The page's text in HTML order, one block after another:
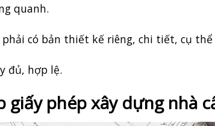
quanh.
phải có bản thiết kế riêng, chi tiết, cụ
đủ, hợp lệ.
giấy phép xây dựng nhà